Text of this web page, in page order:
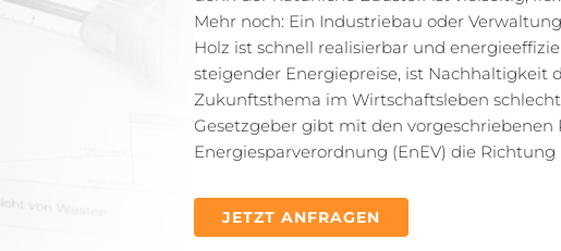
Mehr noch: Ein Industriebau oder
Holz ist schnell realisierbar und
steigender Energiepreise, ist Nachhaltigkeit
Zukunftsthema im Wirtschaftsleben
Gesetzgeber gibt mit den vorgeschriebenen
Energiesparverordnung (EnEV) die Richtung
JETZT ANFRAGEN